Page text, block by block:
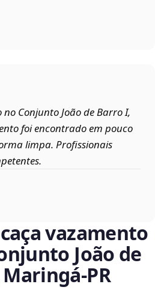
Conjunto João de Barro I,
foi encontrado em pouco
limpa. Profissionais
vazamento
João de